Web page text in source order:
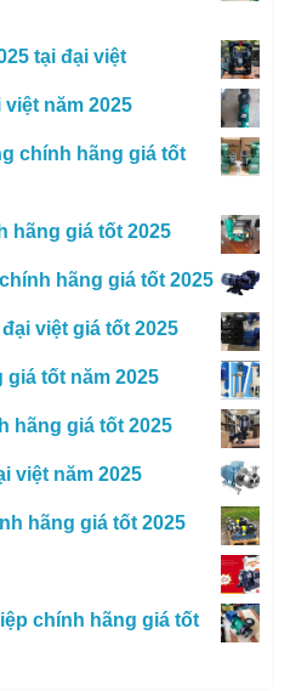
tại đại việt
năm 2025
chính hãng giá tốt
hãng giá tốt 2025
hãng giá tốt 2025
việt giá tốt 2025
tốt năm 2025
hãng giá tốt 2025
việt năm 2025
hãng giá tốt 2025
chính hãng giá tốt